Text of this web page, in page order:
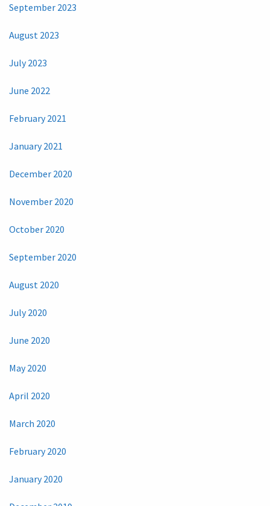
September 2023
August 2023
July 2023
June 2022
February 2021
January 2021
December 2020
November 2020
October 2020
September 2020
August 2020
July 2020
June 2020
May 2020
April 2020
March 2020
February 2020
January 2020